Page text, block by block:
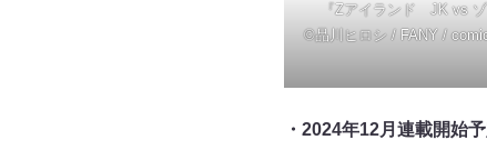
『Zアイランド JK vs
©品川ヒロシ / FANY /
・2024年12月連載開始